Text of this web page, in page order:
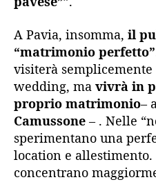
A Pavia, insomma, il
“matrimonio perfetto”
visiterà
wedding, ma vivrà in
proprio matrimonio–
Camussone – . Nelle
sperimentano una
location e allestimento.
concentrano